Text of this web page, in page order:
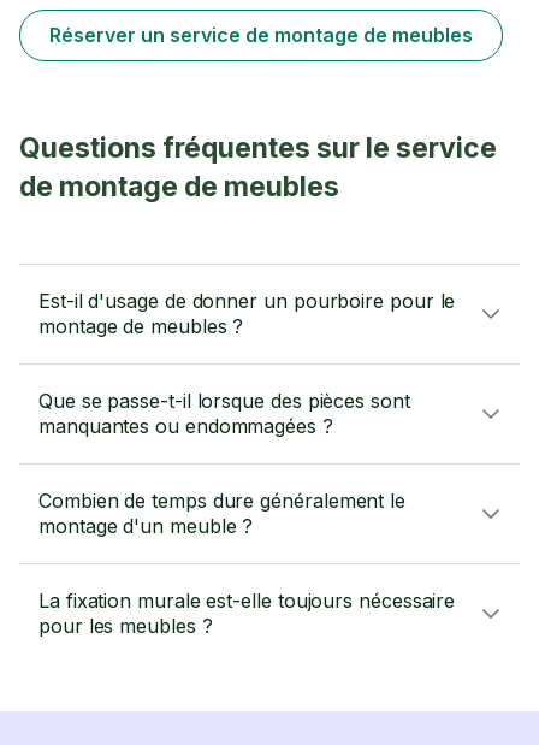
Réserver un service de montage de meubles
Questions fréquentes sur le service
de montage de meubles
Est-il d'usage de donner un pourboire pour le
montage de meubles ?
Que se passe-t-il lorsque des pièces sont
manquantes ou endommagées ?
Combien de temps dure généralement le
montage d'un meuble ?
La fixation murale est-elle toujours nécessaire
pour les meubles ?